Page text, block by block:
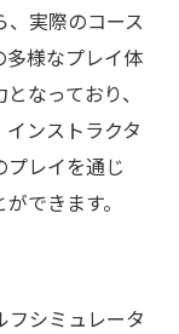
実際のコース
多様なプレイ体
なっており、
ンストラクタ
レイを通じ
できます。
フシミュレータ